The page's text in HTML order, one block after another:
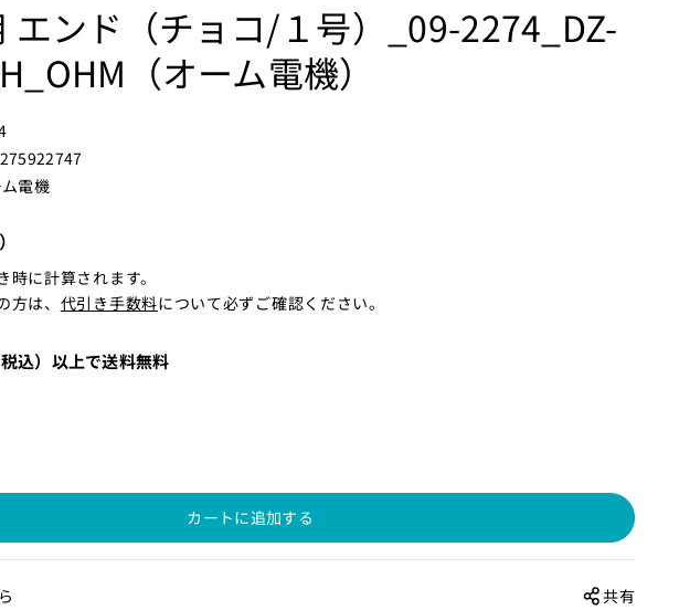
エンド（チョコ/１号）_09-2274_DZ-
（オーム電機）
電機
時に計算されます。
は、 代引き手数料について必ずご確認ください。
込）以上で送料無料
カートに追加する
共有